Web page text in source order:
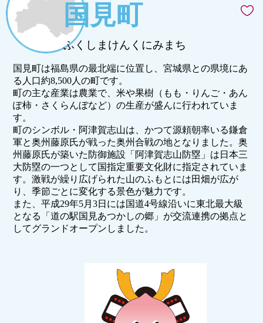
国見町
ふくしまけんくにみまち
国見町は福島県の最北端に位置し、宮城県との県境にあ
る人口約8,500人の町です。
町の主な産業は農業で、米や果樹（もも・りんご・あん
ぽ柿・さくらんぼなど）の生産が盛んに行われていま
す。
町のシンボル・阿津賀志山は、かつて源頼朝率いる鎌倉
軍と奥州藤原氏が戦った奥州合戦の地となりました。奥
州藤原氏が築いた防御施設「阿津賀志山防塁」は日本三
大防塁の一つとして国指定重要文化財に指定されていま
す。激戦が繰り広げられた山のふもとには田畑が広が
り、季節ごとに変化する景色が魅力です。
また、平成29年5月3日には国道4号線沿いに東北最大級
となる「道の駅国見あつかしの郷」が交流連携の拠点と
してグランドオープンしました。